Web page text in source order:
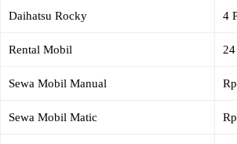
Daihatsu Rocky 4
Rental Mobil 24
Sewa Mobil Manual
Sewa Mobil Matic